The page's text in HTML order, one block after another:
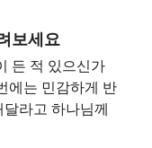
보세요
든 적 있으신가
에는 민감하게 반
라고 하나님께